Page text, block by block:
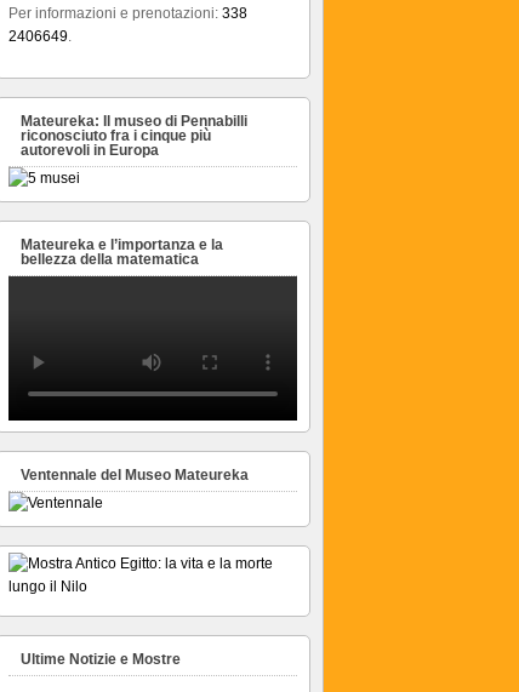
Per informazioni e prenotazioni: 338
2406649.
Mateureka: Il museo di Pennabilli
riconosciuto fra i cinque più
autorevoli in Europa
Mateureka e l’importanza e la
bellezza della matematica
Ventennale del Museo Mateureka
Ultime Notizie e Mostre